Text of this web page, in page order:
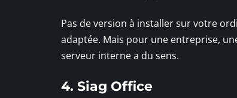
Pas de version à installer sur votre
adaptée. Mais pour une entreprise,
serveur interne a du sens.
4. Siag Office